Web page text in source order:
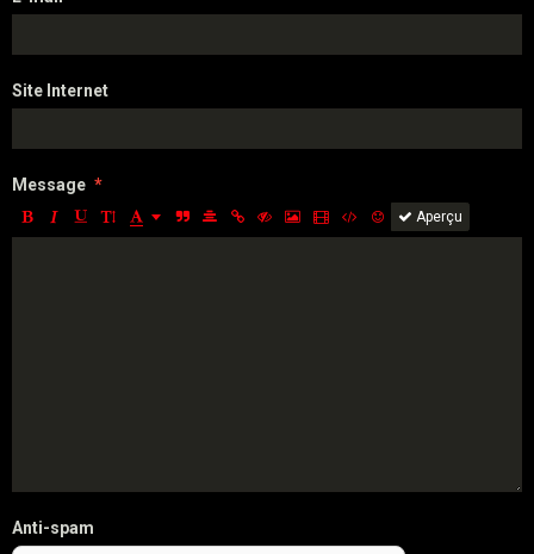
Site Internet
Message
Aperçu
Anti-spam